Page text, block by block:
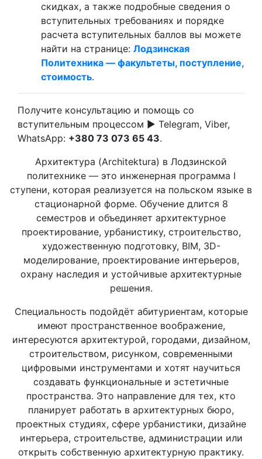
скидках, а также подробные сведения о
вступительных требованиях и порядке
расчета вступительных баллов вы можете
найти на странице: Лодзинская
Политехника — факультеты, поступление,
стоимость.
Получите консультацию и помощь со
вступительным процессом ► Telegram, Viber,
WhatsApp: +380 73 073 65 43.
Архитектура (Architektura) в Лодзинской
политехнике — это инженерная программа I
ступени, которая реализуется на польском языке в
стационарной форме. Обучение длится 8
семестров и объединяет архитектурное
проектирование, урбанистику, строительство,
художественную подготовку, BIM, 3D-
моделирование, проектирование интерьеров,
охрану наследия и устойчивые архитектурные
решения.
Специальность подойдёт абитуриентам, которые
имеют пространственное воображение,
интересуются архитектурой, городами, дизайном,
строительством, рисунком, современными
цифровыми инструментами и хотят научиться
создавать функциональные и эстетичные
пространства. Это направление для тех, кто
планирует работать в архитектурных бюро,
проектных студиях, сфере урбанистики, дизайне
интерьера, строительстве, администрации или
открыть собственную архитектурную практику.